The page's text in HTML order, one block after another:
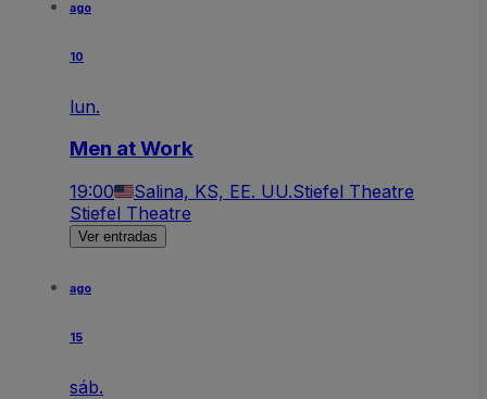
ago
10
lun.
Men at Work
19:00 Salina, KS, EE. UU.Stiefel Theatre
Stiefel Theatre
Ver entradas
ago
15
sáb.